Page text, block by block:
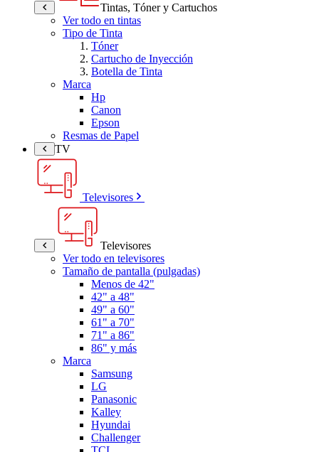
Tintas, Tóner y Cartuchos
Ver todo en tintas
Tipo de Tinta
Tóner
Cartucho de Inyección
Botella de Tinta
Marca
Hp
Canon
Epson
Resmas de Papel
TV
Televisores
Televisores
Ver todo en televisores
Tamaño de pantalla (pulgadas)
Menos de 42"
42" a 48"
49" a 60"
61" a 70"
71" a 86"
86" y más
Marca
Samsung
LG
Panasonic
Kalley
Hyundai
Challenger